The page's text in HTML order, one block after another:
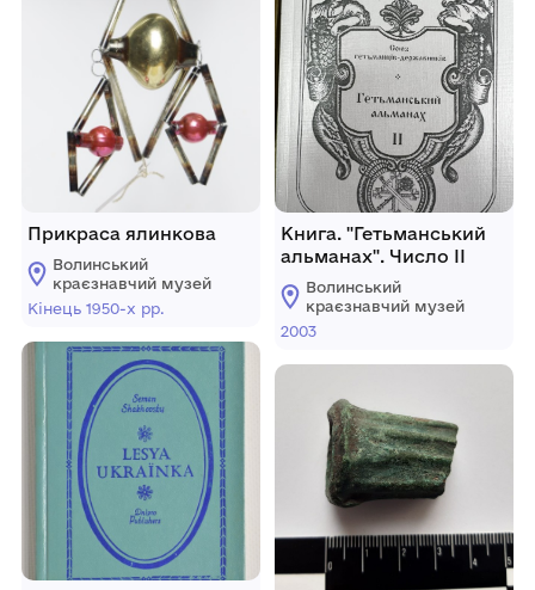
Прикраса ялинкова
Волинський
краєзнавчий музей
Кінець 1950-х рр.
Книга. "Гетьманський
альманах". Число ІІ
Волинський
краєзнавчий музей
2003